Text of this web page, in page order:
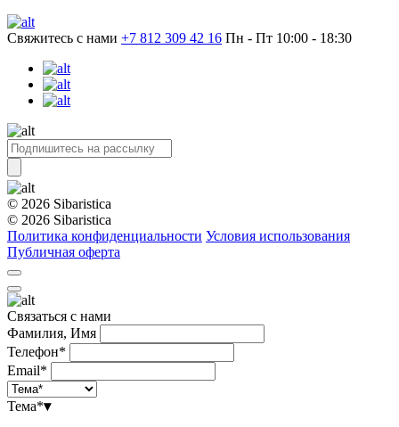
Свяжитесь с нами +7 812 309 42 16 Пн - Пт 10:00 - 18:30
© 2026 Sibaristica
© 2026 Sibaristica
Политика конфиденциальности Условия использования
Публичная оферта
Связаться с нами
Фамилия, Имя
Телефон*
Email*
Тема*▾